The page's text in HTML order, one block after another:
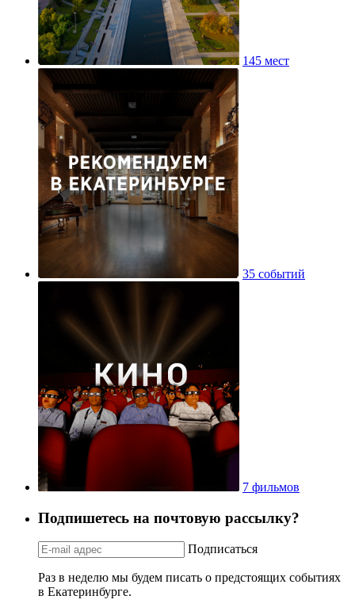
145 мест
35 событий
7 фильмов
Подпишетесь на почтовую рассылку?
Подписаться
Раз в неделю мы будем писать о предстоящих событиях
в Екатеринбурге.